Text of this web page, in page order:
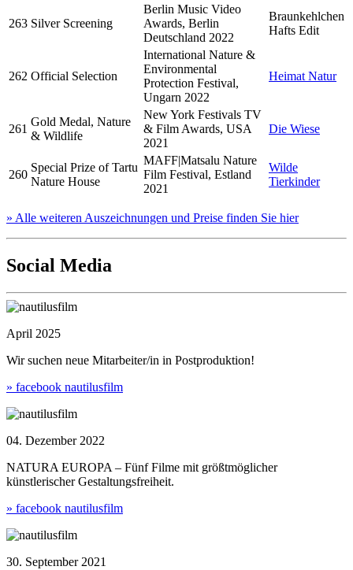
263 Silver Screening
Berlin Music Video
Awards, Berlin
Deutschland 2022
Braunkehlchen
Hafts Edit
262 Official Selection
International Nature &
Environmental
Protection Festival,
Ungarn 2022
Heimat Natur
261
Gold Medal, Nature
& Wildlife
New York Festivals TV
& Film Awards, USA
2021
Die Wiese
260
Special Prize of Tartu
Nature House
MAFF|Matsalu Nature
Film Festival, Estland
2021
Wilde
Tierkinder
» Alle weiteren Auszeichnungen und Preise finden Sie hier
Social Media
April 2025
Wir suchen neue Mitarbeiter/in in Postproduktion!
» facebook nautilusfilm
04. Dezember 2022
NATURA EUROPA – Fünf Filme mit größtmöglicher
künstlerischer Gestaltungsfreiheit.
» facebook nautilusfilm
30. September 2021